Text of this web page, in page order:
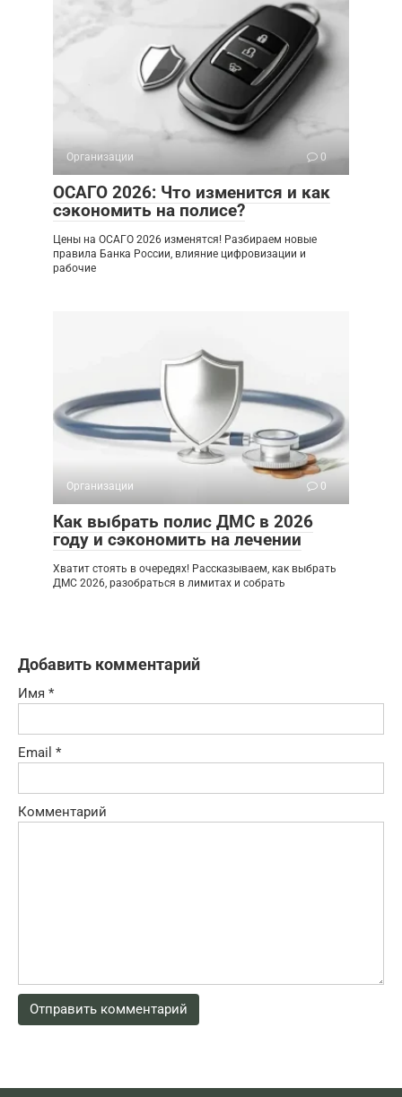
Организации 0
ОСАГО 2026: Что изменится и как
сэкономить на полисе?
Цены на ОСАГО 2026 изменятся! Разбираем новые
правила Банка России, влияние цифровизации и
рабочие
Организации 0
Как выбрать полис ДМС в 2026
году и сэкономить на лечении
Хватит стоять в очередях! Рассказываем, как выбрать
ДМС 2026, разобраться в лимитах и собрать
Добавить комментарий
Имя *
Email *
Комментарий